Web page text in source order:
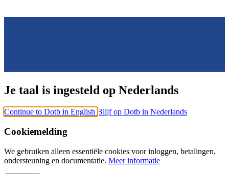
Je taal is ingesteld op Nederlands
Continue to Dotb in English Blijf op Dotb in Nederlands
Cookiemelding
We gebruiken alleen essentiële cookies voor inloggen, betalingen,
ondersteuning en documentatie. Meer informatie